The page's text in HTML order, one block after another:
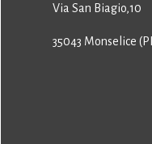
Via San Biagio,10
35043 Monselice